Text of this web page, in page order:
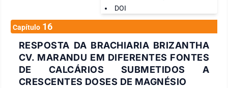
DOI
Capítulo 16
RESPOSTA DA BRACHIARIA BRIZANTHA
CV. MARANDU EM DIFERENTES FONTES
DE CALCÁRIOS SUBMETIDOS A
CRESCENTES DOSES DE MAGNÉSIO